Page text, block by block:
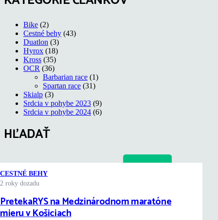
CESTNÉ BEHY
2 roky dozadu
PretekaRYS na Medzinárodnom maratóne
mieru v Košiciach
Bike (2)
Cestné behy (43)
Duatlon (3)
Hyrox (18)
Kross (35)
OCR (36)
Barbarian race (1)
Spartan race (31)
Skialp (3)
Srdcia v pohybe 2023 (9)
Srdcia v pohybe 2024 (6)
HĽADAŤ
Facebook